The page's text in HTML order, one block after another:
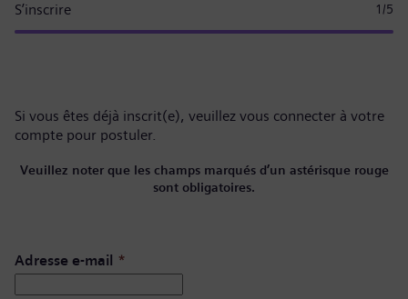
S’inscrire 1 /5
Si vous êtes déjà inscrit(e), veuillez vous connecter à votre
compte pour postuler.
Veuillez noter que les champs marqués d’un astérisque rouge
sont obligatoires.
Adresse e-mail *